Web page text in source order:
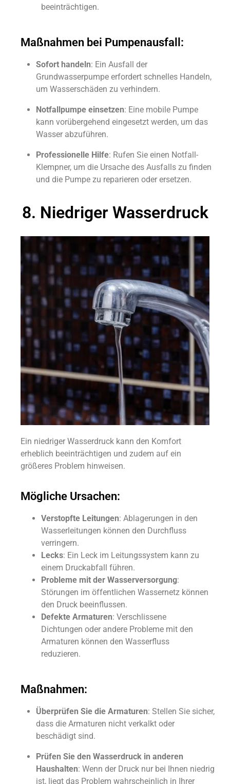
beeinträchtigen.
Maßnahmen bei Pumpenausfall:
Sofort handeln: Ein Ausfall der
Grundwasserpumpe erfordert schnelles Handeln,
um Wasserschäden zu verhindern.
Notfallpumpe einsetzen: Eine mobile Pumpe
kann vorübergehend eingesetzt werden, um das
Wasser abzuführen.
Professionelle Hilfe: Rufen Sie einen Notfall-
Klempner, um die Ursache des Ausfalls zu finden
und die Pumpe zu reparieren oder ersetzen.
8. Niedriger Wasserdruck
Ein niedriger Wasserdruck kann den Komfort
erheblich beeinträchtigen und zudem auf ein
größeres Problem hinweisen.
Mögliche Ursachen:
Verstopfte Leitungen: Ablagerungen in den
Wasserleitungen können den Durchfluss
verringern.
Lecks: Ein Leck im Leitungssystem kann zu
einem Druckabfall führen.
Probleme mit der Wasserversorgung:
Störungen im öffentlichen Wassernetz können
den Druck beeinflussen.
Defekte Armaturen: Verschlissene
Dichtungen oder andere Probleme mit den
Armaturen können den Wasserfluss
reduzieren.
Maßnahmen:
Überprüfen Sie die Armaturen: Stellen Sie sicher,
dass die Armaturen nicht verkalkt oder
beschädigt sind.
Prüfen Sie den Wasserdruck in anderen
Haushalten: Wenn der Druck nur bei Ihnen niedrig
ist, liegt das Problem wahrscheinlich in Ihrer